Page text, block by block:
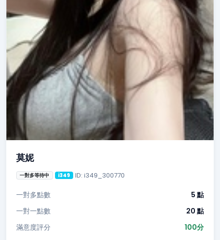
莫妮
一對多等待中 i349 ID: i349_300770
一對多點數
5 點
一對一點數
20 點
滿意度評分
100分